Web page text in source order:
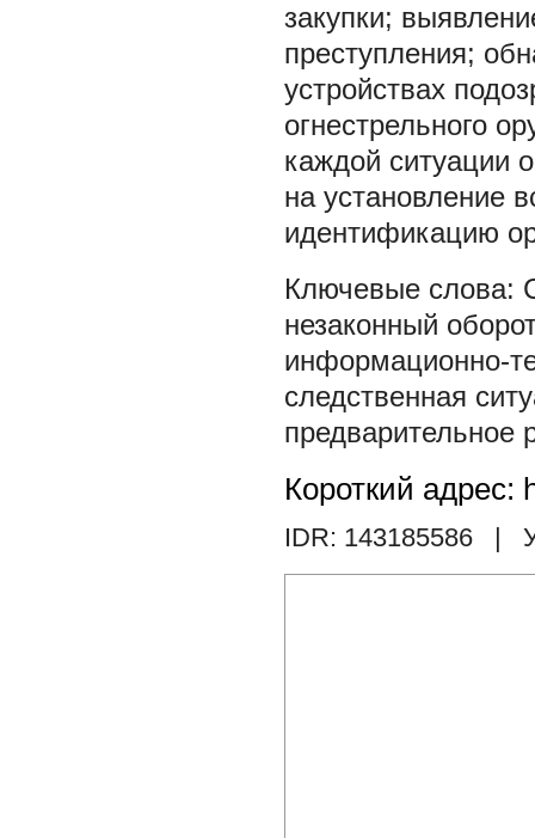
закупки;
преступления;
устройствах
огнестрельного
каждой ситуации
на установление
идентификацию
незаконный
информационно-
следственная
предварительное
Короткий адрес:
IDR: 143185586 |